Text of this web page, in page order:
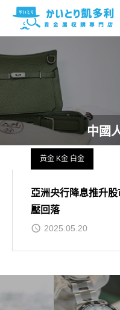
中國
黃金 K金 白金
亞洲央行降息推升
壓回落
2025.05.20